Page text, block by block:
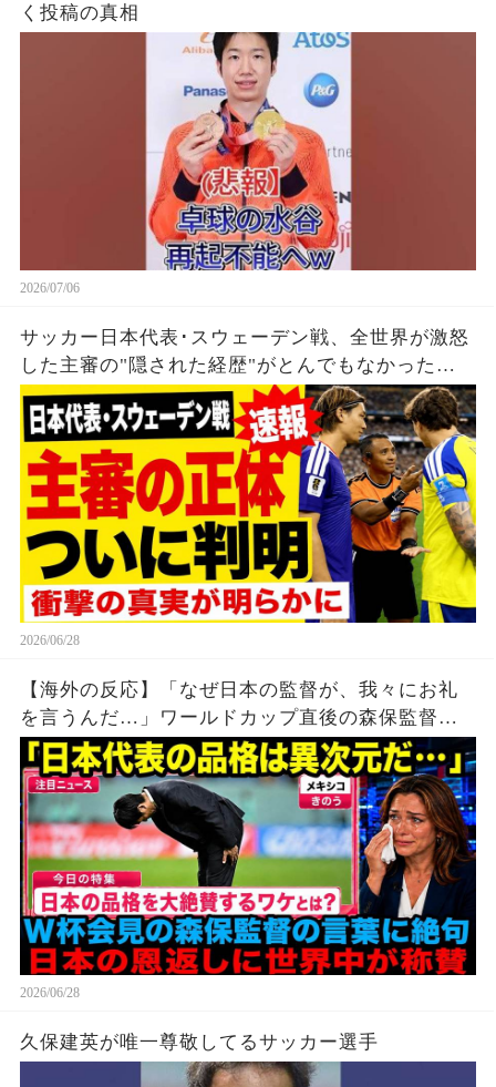
く投稿の真相
2026/07/06
サッカー日本代表･スウェーデン戦、全世界が激怒
した主審の"隠された経歴"がとんでもなかった…
2026/06/28
【海外の反応】「なぜ日本の監督が、我々にお礼
を言うんだ…」ワールドカップ直後の森保監督の
会見に世界が涙した理由
2026/06/28
久保建英が唯一尊敬してるサッカー選手